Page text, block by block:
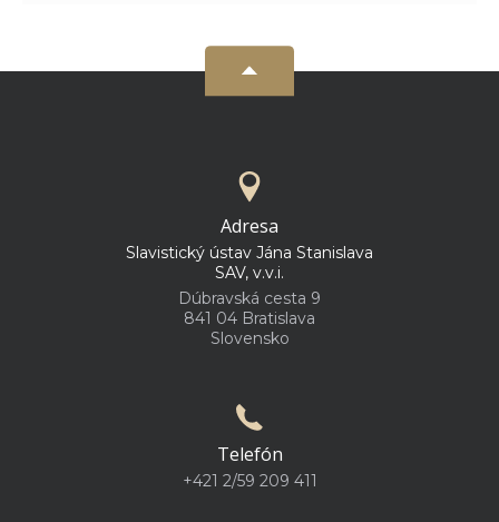
Adresa
Slavistický ústav Jána Stanislava
SAV, v.v.i.
Dúbravská cesta 9
841 04 Bratislava
Slovensko
Telefón
+421 2/59 209 411